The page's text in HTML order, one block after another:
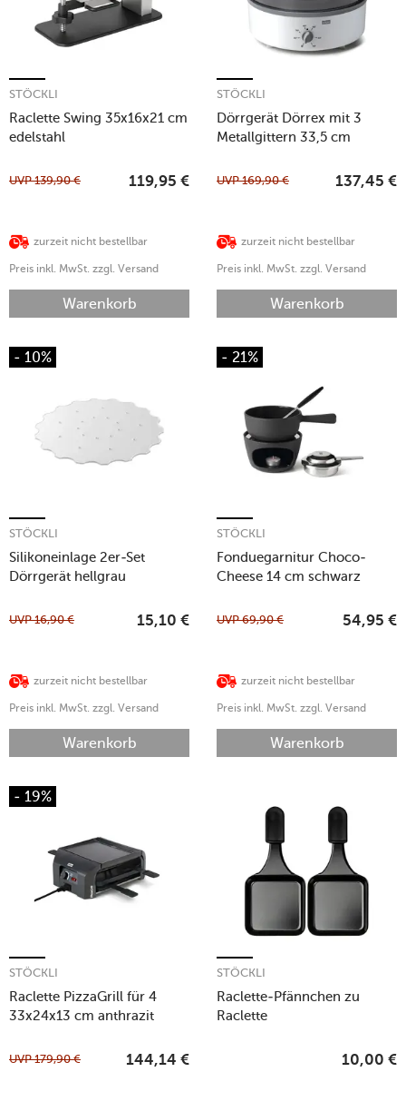
Raclette Swing 35x16x21 cm
edelstahl
STÖCKLI
zurzeit nicht bestellbar
UVP139,90 € 119,95 €
Preis inkl. MwSt. zzgl. Versand
Warenkorb
Dörrgerät Dörrex mit 3
Metallgittern 33,5 cm
STÖCKLI
zurzeit nicht bestellbar
UVP169,90 € 137,45 €
Preis inkl. MwSt. zzgl. Versand
Warenkorb
- 10%
Silikoneinlage 2er-Set
Dörrgerät hellgrau
STÖCKLI
zurzeit nicht bestellbar
UVP16,90 € 15,10 €
Preis inkl. MwSt. zzgl. Versand
Warenkorb
- 21%
Fonduegarnitur Choco-
Cheese 14 cm schwarz
STÖCKLI
zurzeit nicht bestellbar
UVP69,90 € 54,95 €
Preis inkl. MwSt. zzgl. Versand
Warenkorb
- 19%
Raclette PizzaGrill für 4
33x24x13 cm anthrazit
STÖCKLI
UVP179,90 € 144,14 €
Raclette-Pfännchen zu
Raclette
Grill 2er-Set anthrazit
STÖCKLI
10,00 €